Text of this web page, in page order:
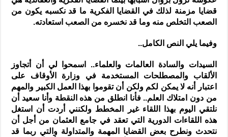
قضايا مزمنة لذلك في القضايا الفكرية ما قد نكسبه يكون من
الصعب التخلص منه وما قد نخسره من الصعب استعادته.
وفيما يلي النص الكامل..
السيدات والسادة العالمات والعلماء.. اسمحوا لي أن أتجاوز
الألقاب والمصطلحات المستخدمة في وزارة الأوقاف على
اعتبار أنه لا يمكن لكم ولكن أن تقوموا بهذا العمل الكبير والمهم
من دون امتلاك العلم.. فأنا انطلق من هذه النقطة وأنا سعيد أن
نلتقي اليوم بهذا اللقاء غير المخطط ولكنني أردت أن استغل
هذه اللقاءات الدورية التي تعقد في جامع العثمان من أجل أن
نتحدث ونطرح بعض القضايا المهمة والمتداولة والتي ربما قد